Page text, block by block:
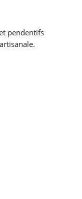
pendentifs